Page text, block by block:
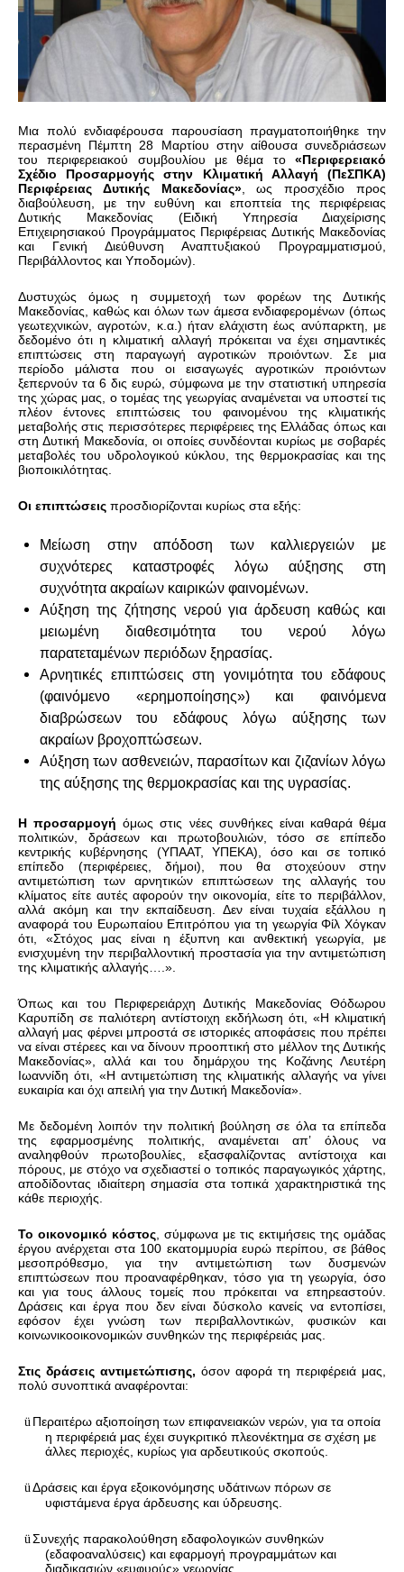
Μια πολύ ενδιαφέρουσα παρουσίαση πραγματοποιήθηκε την
περασμένη Πέμπτη 28 Μαρτίου στην αίθουσα συνεδριάσεων
του περιφερειακού συμβουλίου με θέμα το «Περιφερειακό
Σχέδιο Προσαρμογής στην Κλιματική Αλλαγή (ΠεΣΠΚΑ)
Περιφέρειας Δυτικής Μακεδονίας», ως προσχέδιο προς
διαβούλευση, με την ευθύνη και εποπτεία της περιφέρειας
Δυτικής Μακεδονίας (Ειδική Υπηρεσία Διαχείρισης
Επιχειρησιακού Προγράμματος Περιφέρειας Δυτικής Μακεδονίας
και Γενική Διεύθυνση Αναπτυξιακού Προγραμματισμού,
Περιβάλλοντος και Υποδομών).
Δυστυχώς όμως η συμμετοχή των φορέων της Δυτικής
Μακεδονίας, καθώς και όλων των άμεσα ενδιαφερομένων (όπως
γεωτεχνικών, αγροτών, κ.α.) ήταν ελάχιστη έως ανύπαρκτη, με
δεδομένο ότι η κλιματική αλλαγή πρόκειται να έχει σημαντικές
επιπτώσεις στη παραγωγή αγροτικών προιόντων. Σε μια
περίοδο μάλιστα που οι εισαγωγές αγροτικών προιόντων
ξεπερνούν τα 6 δις ευρώ, σύμφωνα με την στατιστική υπηρεσία
της χώρας μας, ο τομέας της γεωργίας αναμένεται να υποστεί τις
πλέον έντονες επιπτώσεις του φαινομένου της κλιματικής
μεταβολής στις περισσότερες περιφέρειες της Ελλάδας όπως και
στη Δυτική Μακεδονία, οι οποίες συνδέονται κυρίως με σοβαρές
μεταβολές του υδρολογικού κύκλου, της θερμοκρασίας και της
βιοποικιλότητας.
Οι επιπτώσεις προσδιορίζονται κυρίως στα εξής:
Μείωση στην απόδοση των καλλιεργειών με
συχνότερες καταστροφές λόγω αύξησης στη
συχνότητα ακραίων καιρικών φαινομένων.
Αύξηση της ζήτησης νερού για άρδευση καθώς και
μειωμένη διαθεσιμότητα του νερού λόγω
παρατεταμένων περιόδων ξηρασίας.
Αρνητικές επιπτώσεις στη γονιμότητα του εδάφους
(φαινόμενο «ερημοποίησης») και φαινόμενα
διαβρώσεων του εδάφους λόγω αύξησης των
ακραίων βροχοπτώσεων.
Αύξηση των ασθενειών, παρασίτων και ζιζανίων λόγω
της αύξησης της θερμοκρασίας και της υγρασίας.
Η προσαρμογή όμως στις νέες συνθήκες είναι καθαρά θέμα
πολιτικών, δράσεων και πρωτοβουλιών, τόσο σε επίπεδο
κεντρικής κυβέρνησης (ΥΠΑΑΤ, ΥΠΕΚΑ), όσο και σε τοπικό
επίπεδο (περιφέρειες, δήμοι), που θα στοχεύουν στην
αντιμετώπιση των αρνητικών επιπτώσεων της αλλαγής του
κλίματος είτε αυτές αφορούν την οικονομία, είτε το περιβάλλον,
αλλά ακόμη και την εκπαίδευση. Δεν είναι τυχαία εξάλλου η
αναφορά του Ευρωπαίου Επιτρόπου για τη γεωργία Φίλ Χόγκαν
ότι, «Στόχος μας είναι η έξυπνη και ανθεκτική γεωργία, με
ενισχυμένη την περιβαλλοντική προστασία για την αντιμετώπιση
της κλιματικής αλλαγής….».
Όπως και του Περιφερειάρχη Δυτικής Μακεδονίας Θόδωρου
Καρυπίδη σε παλιότερη αντίστοιχη εκδήλωση ότι, «Η κλιματική
αλλαγή μας φέρνει μπροστά σε ιστορικές αποφάσεις που πρέπει
να είναι στέρεες και να δίνουν προοπτική στο μέλλον της Δυτικής
Μακεδονίας», αλλά και του δημάρχου της Κοζάνης Λευτέρη
Ιωαννίδη ότι, «Η αντιμετώπιση της κλιματικής αλλαγής να γίνει
ευκαιρία και όχι απειλή για την Δυτική Μακεδονία».
Με δεδομένη λοιπόν την πολιτική βούληση σε όλα τα επίπεδα
της εφαρμοσμένης πολιτικής, αναμένεται απ’ όλους να
αναληφθούν πρωτοβουλίες, εξασφαλίζοντας αντίστοιχα και
πόρους, με στόχο να σχεδιαστεί ο τοπικός παραγωγικός χάρτης,
αποδίδοντας ιδιαίτερη σηµασία στα τοπικά χαρακτηριστικά της
κάθε περιοχής.
Το οικονομικό κόστος , σύμφωνα με τις εκτιμήσεις της ομάδας
έργου ανέρχεται στα 100 εκατομμυρία ευρώ περίπου, σε βάθος
μεσοπρόθεσμο, για την αντιμετώπιση των δυσμενών
επιπτώσεων που προαναφέρθηκαν, τόσο για τη γεωργία, όσο
και για τους άλλους τομείς που πρόκειται να επηρεαστούν.
Δράσεις και έργα που δεν είναι δύσκολο κανείς να εντοπίσει,
εφόσον έχει γνώση των περιβαλλοντικών, φυσικών και
κοινωνικοοικονομικών συνθηκών της περιφέρειάς μας.
Στις δράσεις αντιμετώπισης, όσον αφορά τη περιφέρειά μας,
πολύ συνοπτικά αναφέρονται:
ü Περαιτέρω αξιοποίηση των επιφανειακών νερών, για τα οποία
η περιφέρειά μας έχει συγκριτικό πλεονέκτημα σε σχέση με
άλλες περιοχές, κυρίως για αρδευτικούς σκοπούς.
ü Δράσεις και έργα εξοικονόμησης υδάτινων πόρων σε
υφιστάμενα έργα άρδευσης και ύδρευσης.
ü Συνεχής παρακολούθηση εδαφολογικών συνθηκών
(εδαφοαναλύσεις) και εφαρμογή προγραμμάτων και
διαδικασιών «ευφυούς» γεωργίας.